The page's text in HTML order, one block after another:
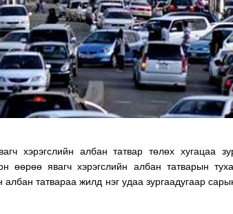
хэрэгслийн албан татвар төлөх хугацаа
өөрөө явагч хэрэгслийн албан татварын
албан татвараа жилд нэг удаа зургаадугаар